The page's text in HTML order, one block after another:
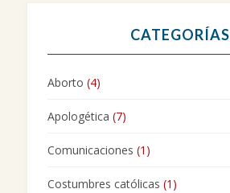
CATEGORÍAS
Aborto (4)
Apologética (7)
Comunicaciones (1)
Costumbres católicas (1)